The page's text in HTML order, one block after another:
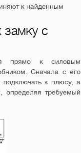
к найденным
замку с
прямо к силовым
Сначала с его
к плюсу, а
определяя требуемый